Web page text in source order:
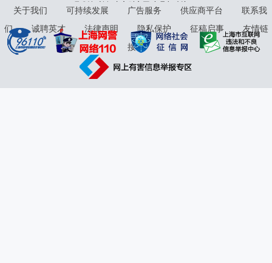
jubao@eastmoney.com
31010402000120号版权所有:东方财富网意见与建议:4000300059/952500
关于我们 可持续发展 广告服务 供应商平台
联系我
们
诚聘英才 法律声明 隐私保护 征稿启事
友情链
接